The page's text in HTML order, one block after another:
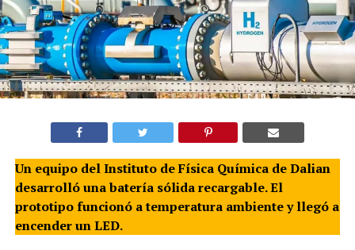
Un equipo del Instituto de Física Química de Dalian
desarrolló una batería sólida recargable. El
prototipo funcionó a temperatura ambiente y llegó a
encender un LED.